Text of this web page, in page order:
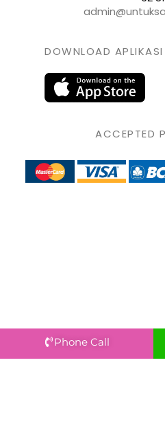
DOWNLOAD
ACCEPTED
Phone Call